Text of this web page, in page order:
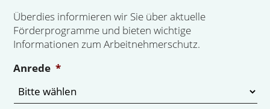
Überdies informieren wir Sie über aktuelle
Förderprogramme und bieten wichtige
Informationen zum Arbeitnehmerschutz.
Anrede *